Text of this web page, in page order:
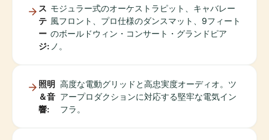
ス
テ
ー
ジ:
モジュラー式のオーケストラピット、キャバレー
風フロント、プロ仕様のダンスマット、9フィート
のボールドウィン・コンサート・グランドピア
ノ。
照明
＆音
響:
高度な電動グリッドと高忠実度オーディオ。ツ
アープロダクションに対応する堅牢な電気イン
フラ。